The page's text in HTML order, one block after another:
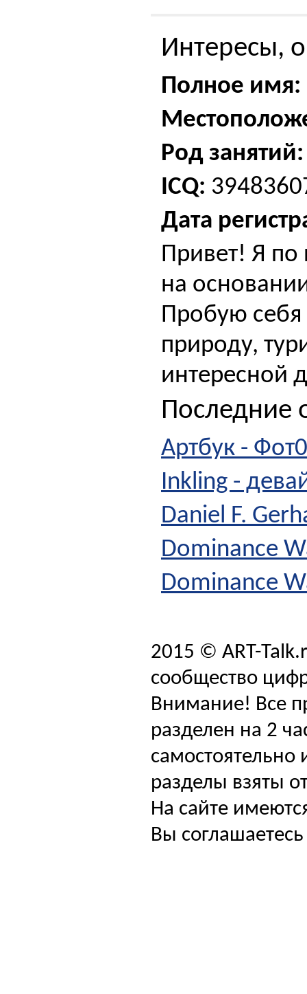
Интересы,
Полное имя:
Род занятий:
ICQ:
Дата
Привет! Я
на
Пробую себя
природу,
интересной
Последние
Артбук -
Inkling -
Daniel F.
Dominance
Dominance
2015 © ART-
сообщество
Внимание! Все
разделен на 2
самостоятельно
разделы взяты
На сайте
Вы